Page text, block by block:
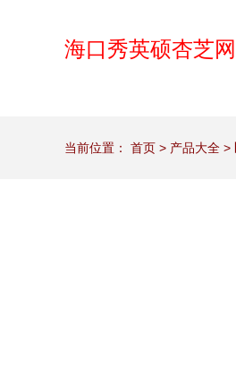
海口秀英硕杏芝
当前位置： 首页 > 产品大全 >